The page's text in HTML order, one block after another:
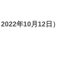
年10月12日）